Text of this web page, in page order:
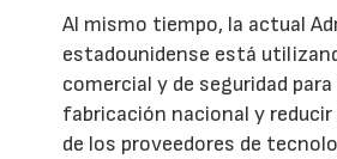
Al mismo tiempo, la actual
estadounidense está
comercial y de seguridad
fabricación nacional y reducir
de los proveedores de